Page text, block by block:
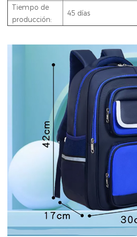
Tiempo de
producción:
45 días